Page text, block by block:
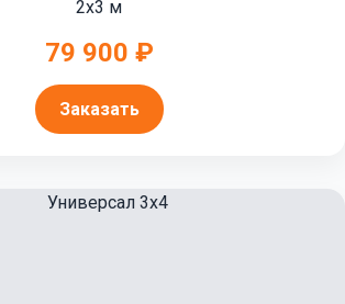
2x3 м
79 900 ₽
Заказать